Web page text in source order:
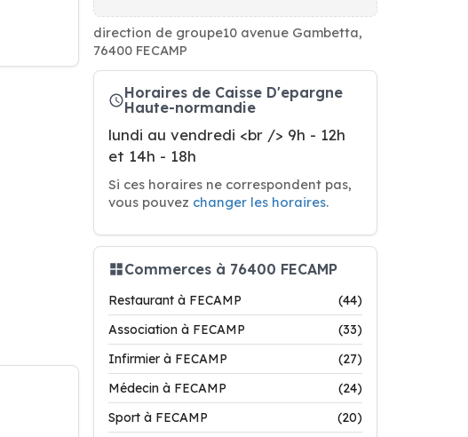
direction de groupe10 avenue Gambetta,
76400 FECAMP
Horaires de Caisse D'epargne
Haute-normandie
lundi au vendredi <br /> 9h - 12h
et 14h - 18h
Si ces horaires ne correspondent pas,
vous pouvez changer les horaires.
Commerces à 76400 FECAMP
Restaurant à FECAMP
(44)
Association à FECAMP
(33)
Infirmier à FECAMP
(27)
Médecin à FECAMP
(24)
Sport à FECAMP
(20)